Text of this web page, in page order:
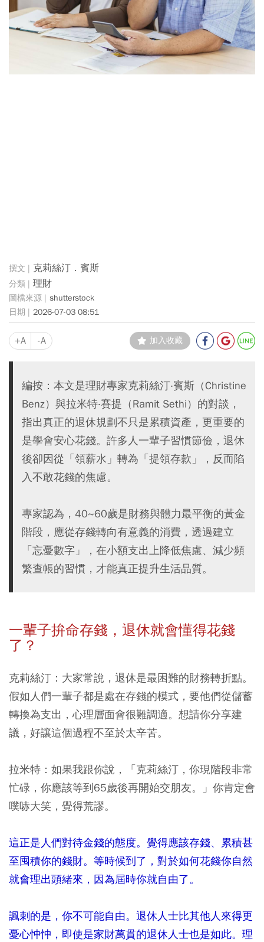
克莉絲汀．賓斯
理財
shutterstock
2026-07-03 08:51
+A -A 加入收藏
編按：本文是理財專家克莉絲汀‧賓斯（Christine
Benz）與拉米特‧賽提（Ramit Sethi）的對談，
指出真正的退休規劃不只是累積資產，更重要的
是學會安心花錢。許多人一輩子習慣節儉，退休
後卻因從「領薪水」轉為「提領存款」，反而陷
入不敢花錢的焦慮。
專家認為，40~60歲是財務與體力最平衡的黃金
階段，應從存錢轉向有意義的消費，透過建立
「忘憂數字」，在小額支出上降低焦慮、減少頻
繁查帳的習慣，才能真正提升生活品質。
一輩子拚命存錢，退休就會懂得花錢
了？
克莉絲汀：大家常說，退休是最困難的財務轉折點。
假如人們一輩子都是處在存錢的模式，要他們從儲蓄
轉換為支出，心理層面會很難調適。想請你分享建
議，好讓這個過程不至於太辛苦。
拉米特：如果我跟你說，「克莉絲汀，你現階段非常
忙碌，你應該等到65歲後再開始交朋友。」你肯定會
噗哧大笑，覺得荒謬。
這正是人們對待金錢的態度。覺得應該存錢、累積甚
至囤積你的錢財。等時候到了，對於如何花錢你自然
就會理出頭緒來，因為屆時你就自由了。
諷刺的是，你不可能自由。退休人士比其他人來得更
憂心忡忡，即使是家財萬貫的退休人士也是如此。理